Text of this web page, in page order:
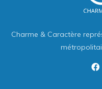
Charme & Caractère